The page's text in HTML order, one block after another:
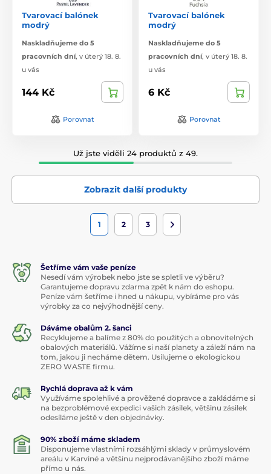
Tvarovací balónek
modrý
Naskladňujeme do 5
pracovních dní, v úterý 18. 8.
u vás
144 Kč
Porovnat
Tvarovací balónek
modrý
Naskladňujeme do 5
pracovních dní, v úterý 18. 8.
u vás
6 Kč
Porovnat
Už jste viděli 24 produktů z 49.
Zobrazit další produkty
1 2 3
Šetříme vám vaše peníze
Nesedí vám výrobek nebo jste se spletli ve výběru?
Garantujeme dopravu zdarma zpět k nám do eshopu.
Peníze vám šetříme i hned u nákupu, vybíráme pro vás
výrobky za co nejvýhodnější ceny.
Dáváme obalům 2. šanci
Recyklujeme a balíme z 80% do použitých a obnovitelných
obalových materiálů. Vážíme si naší planety a záleží nám na
tom, jakou ji necháme dětem. Usilujeme o ekologickou
ZERO WASTE firmu.
Rychlá doprava až k vám
Využíváme spolehlivé a prověžené dopravce a zakládáme si
na bezproblémové expedici vašich zásilek, většinu zásilek
odesíláme ještě v den objednávky.
90% zboží máme skladem
Disponujeme vlastními rozsáhlými sklady v průmyslovém
areálu v Karviné a většinu nejprodávanějšího zboží máme
přímo u nás.